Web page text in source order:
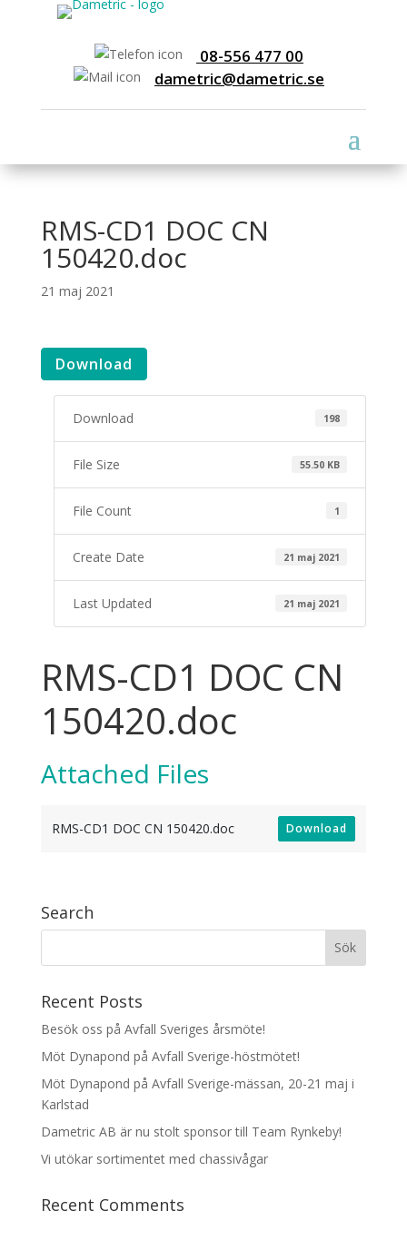
08-556 477 00
dametric@dametric.se
RMS-CD1 DOC CN
150420.doc
21 maj 2021
Download
Download 198
File Size 55.50 KB
File Count 1
Create Date 21 maj 2021
Last Updated 21 maj 2021
RMS-CD1 DOC CN
150420.doc
Attached Files
RMS-CD1 DOC CN 150420.doc Download
Search
Recent Posts
Besök oss på Avfall Sveriges årsmöte!
Möt Dynapond på Avfall Sverige-höstmötet!
Möt Dynapond på Avfall Sverige-mässan, 20-21 maj i
Karlstad
Dametric AB är nu stolt sponsor till Team Rynkeby!
Vi utökar sortimentet med chassivågar
Recent Comments